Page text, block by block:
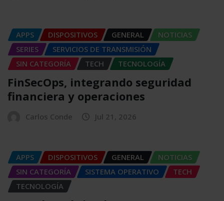
APPS DISPOSITIVOS GENERAL
NOTICIAS
SERIES
SERVICIOS DE TRANSMISIÓN
SIN CATEGORÍA
TECH TECNOLOGÍA
FinSecOps, integrando seguridad
financiera y operaciones
Carlos Conde Jul 21, 2026
APPS DISPOSITIVOS GENERAL
NOTICIAS
SIN CATEGORÍA
SISTEMA OPERATIVO
TECH
TECNOLOGÍA